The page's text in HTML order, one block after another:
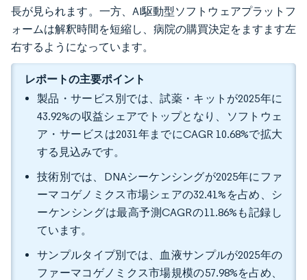
長が見られます。一方、AI駆動型ソフトウェアプラットフ
ォームは解釈時間を短縮し、病院の購買決定をますます左
右するようになっています。
レポートの主要ポイント
製品・サービス別では、試薬・キットが2025年に
43.92%の収益シェアでトップとなり、ソフトウェ
ア・サービスは2031年までにCAGR 10.68%で拡大
する見込みです。
技術別では、DNAシーケンシングが2025年にファ
ーマコゲノミクス市場シェアの32.41%を占め、シ
ーケンシングは最高予測CAGRの11.86%も記録し
ています。
サンプルタイプ別では、血液サンプルが2025年の
ファーマコゲノミクス市場規模の57.98%を占め、